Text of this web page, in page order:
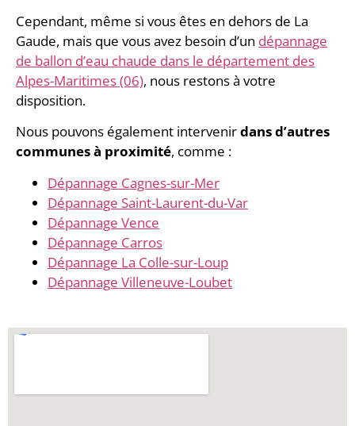
Cependant, même si vous êtes en dehors de La
Gaude, mais que vous avez besoin d’un dépannage
de ballon d’eau chaude dans le département des
Alpes-Maritimes (06), nous restons à votre
disposition.
Nous pouvons également intervenirdans d’autres
communes à proximité, comme :
Dépannage Cagnes-sur-Mer
Dépannage Saint-Laurent-du-Var
Dépannage Vence
Dépannage Carros
Dépannage La Colle-sur-Loup
Dépannage Villeneuve-Loubet